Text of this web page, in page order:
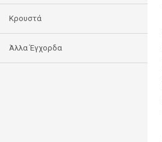
Κρουστά
Άλλα Έγχορδα